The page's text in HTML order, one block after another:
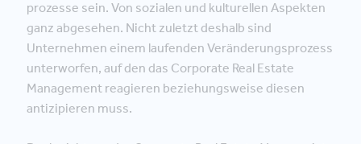
prozesse sein. Von sozialen und kulturellen Aspekten
ganz abgesehen. Nicht zuletzt deshalb sind
Unternehmen einem laufenden Veränderungsprozess
unterworfen, auf den das Corporate Real Estate
Management reagieren beziehungsweise diesen
antizipieren muss.